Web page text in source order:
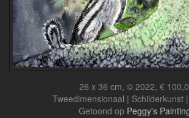
26 x 36 cm, © 2022, €
Tweedimensionaal | Schilderkunst
Getoond op Peggy's